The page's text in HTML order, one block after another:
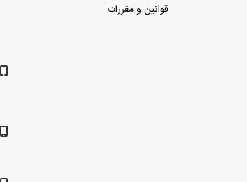
قوانین و مقررات